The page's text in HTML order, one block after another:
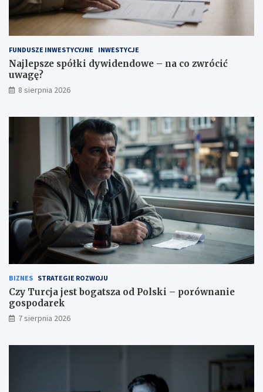
ć
u
w
a
g
ę
?
FUNDUSZE INWESTYCYJNE INWESTYCJE
Najlepsze spółki dywidendowe – na co zwrócić
uwagę?
8 sierpnia 2026
BIZNES STRATEGIE ROZWOJU
Czy Turcja jest bogatsza od Polski – porównanie
gospodarek
7 sierpnia 2026